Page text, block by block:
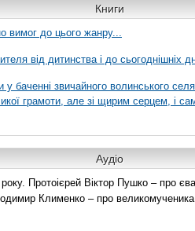
Книги
вимог до цього жанру...
від дитинства і до сьогоднішніх
у баченні звичайного волинського
грамоти, але зі щирим серцем, і
Аудіо
Протоієрей Віктор Пушко – про
Клименко – про